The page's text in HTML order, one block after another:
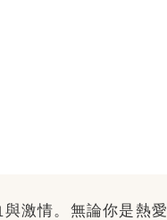
激情。無論你是熱愛